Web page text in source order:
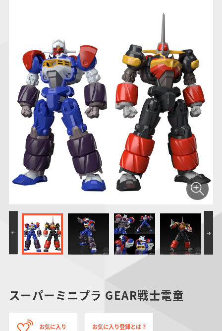
仮面ライダーシリー
ズ
PROJECT R.E.D.・
スーパー戦隊シリー
ガンダムシリーズ
ポケットモンスター
アンパンマン
サンリオキャラクタ
ーズ
キャラパキ
つりグミ
にふぉるめーしょん
＆スクエアシール
SMPシリーズ
ポケモンスケールワ
ールド
キャラデコ
スーパーミニプラ GEAR戦士電童
お気に入り お気に入り登録とは？